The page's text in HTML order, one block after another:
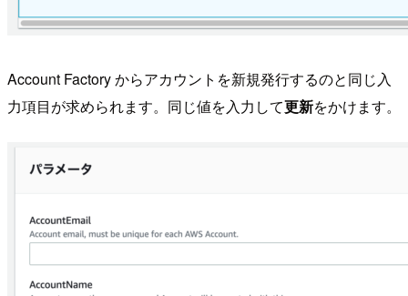
Account Factory からアカウントを新規発行するのと同じ入
力項目が求められます。同じ値を入力して更新をかけます。